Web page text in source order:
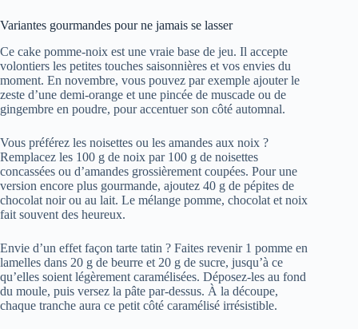
Variantes gourmandes pour ne jamais se lasser
Ce cake pomme-noix est une vraie base de jeu. Il accepte
volontiers les petites touches saisonnières et vos envies du
moment. En novembre, vous pouvez par exemple ajouter le
zeste d’une demi-orange et une pincée de muscade ou de
gingembre en poudre, pour accentuer son côté automnal.
Vous préférez les noisettes ou les amandes aux noix ?
Remplacez les 100 g de noix par 100 g de noisettes
concassées ou d’amandes grossièrement coupées. Pour une
version encore plus gourmande, ajoutez 40 g de pépites de
chocolat noir ou au lait. Le mélange pomme, chocolat et noix
fait souvent des heureux.
Envie d’un effet façon tarte tatin ? Faites revenir 1 pomme en
lamelles dans 20 g de beurre et 20 g de sucre, jusqu’à ce
qu’elles soient légèrement caramélisées. Déposez-les au fond
du moule, puis versez la pâte par-dessus. À la découpe,
chaque tranche aura ce petit côté caramélisé irrésistible.